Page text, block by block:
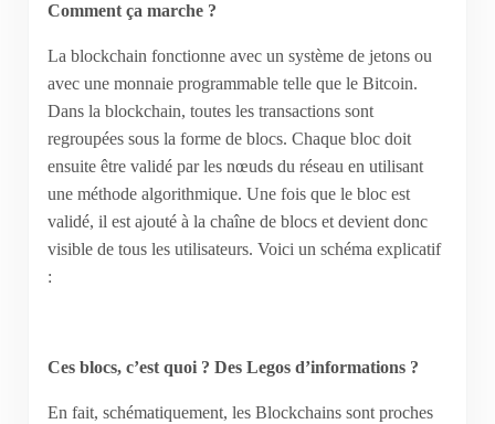
Comment ça marche ?
La blockchain fonctionne avec un système de jetons ou
avec une monnaie programmable telle que le Bitcoin.
Dans la blockchain, toutes les transactions sont
regroupées sous la forme de blocs. Chaque bloc doit
ensuite être validé par les nœuds du réseau en utilisant
une méthode algorithmique. Une fois que le bloc est
validé, il est ajouté à la chaîne de blocs et devient donc
visible de tous les utilisateurs. Voici un schéma explicatif
:
Ces blocs, c’est quoi ? Des Legos d’informations ?
En fait, schématiquement, les Blockchains sont proches